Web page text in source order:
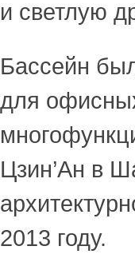
и светлую
Бассейн
для
Цзин’Ан в
2013 году.